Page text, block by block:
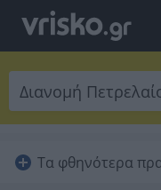
Τα φθηνότερα